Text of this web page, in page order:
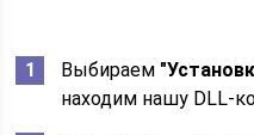
Выбираем
находим нашу DLL-